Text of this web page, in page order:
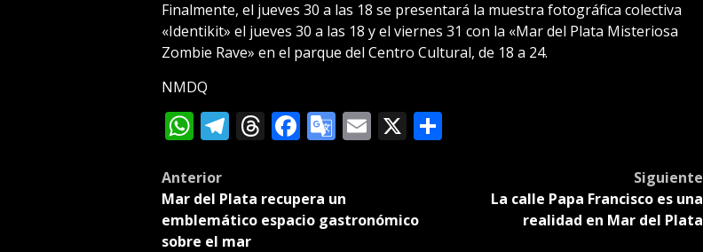
Finalmente, el jueves 30 a las 18 se presentará la muestra fotográfica colectiva
«Identikit» el jueves 30 a las 18 y el viernes 31 con la «Mar del Plata Misteriosa
Zombie Rave» en el parque del Centro Cultural, de 18 a 24.
NMDQ
WhatsApp
Telegram
Threads
Facebook
Google
Email
X Compartir
Post
navigation
Anterior
Mar del Plata recupera un
emblemático espacio gastronómico
sobre el mar
Siguiente
La calle Papa Francisco es una
realidad en Mar del Plata